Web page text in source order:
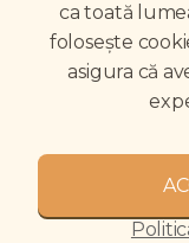
DESCĂRCĂRI
COPYRIGHT © 2026
DESPRE NOI
ARHIVA
ca toată
folosește
asigura că